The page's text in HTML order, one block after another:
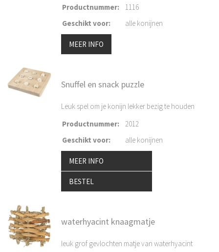
Productnummer:
1116
Geschikt voor: alle konijnen
MEER INFO
Snuffel en snack puzzle
Leuk spel om je konijn lekker bezig te houden
Productnummer:
2012
Geschikt voor: alle konijnen
MEER INFO
BESTEL
waterhyacint knaagmatje
leuk grof gevlochten matje van waterhyacint